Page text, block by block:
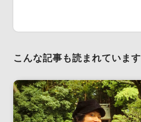
こんな記事も読まれています